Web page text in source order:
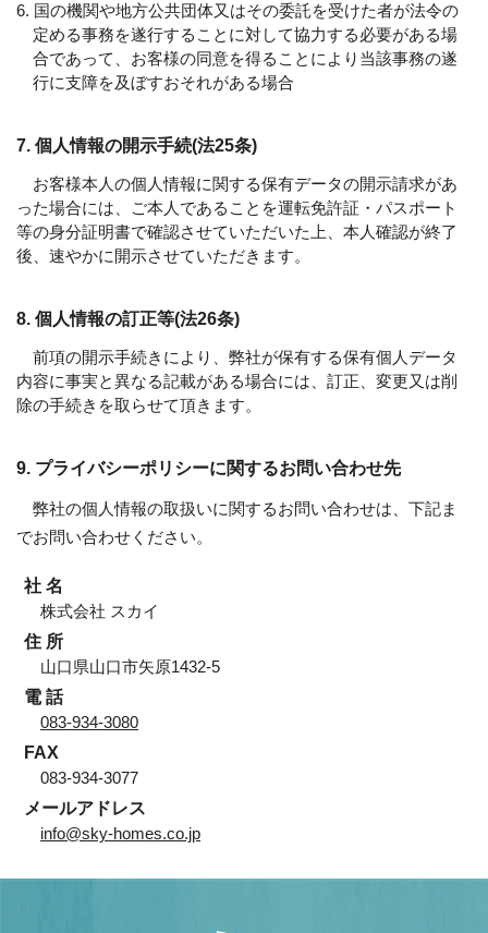
6. 国の機関や地方公共団体又はその委託を受けた者が法令の
定める事務を遂行することに対して協力する必要がある場
合であって、お客様の同意を得ることにより当該事務の遂
行に支障を及ぼすおそれがある場合
7. 個人情報の開示手続(法25条)
お客様本人の個人情報に関する保有データの開示請求があ
った場合には、ご本人であることを運転免許証・パスポート
等の身分証明書で確認させていただいた上、本人確認が終了
後、速やかに開示させていただきます。
8. 個人情報の訂正等(法26条)
前項の開示手続きにより、弊社が保有する保有個人データ
内容に事実と異なる記載がある場合には、訂正、変更又は削
除の手続きを取らせて頂きます。
9. プライバシーポリシーに関するお問い合わせ先
弊社の個人情報の取扱いに関するお問い合わせは、下記ま
でお問い合わせください。
社 名
株式会社 スカイ
住 所
山口県山口市矢原1432-5
電 話
083-934-3080
FAX
083-934-3077
メールアドレス
info@sky-homes.co.jp